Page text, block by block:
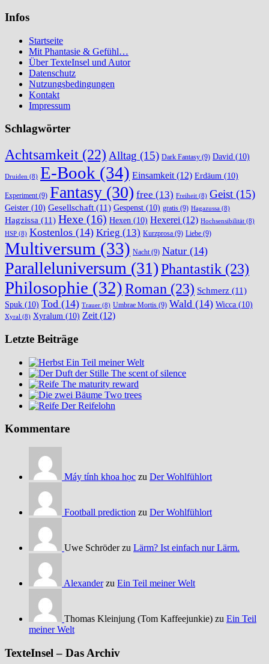
Infos
Startseite
Mit Phantasie & Gefühl…
Über TexteInsel und Autor
Datenschutz
Nutzungsbedingungen
Kontakt
Impressum
Schlagwörter
Achtsamkeit (22) Alltag (15) Dark Fantasy (9) David (10)
Druiden (8) E-Book (34) Einsamkeit (12) Erdäum (10)
Experiment(9) Fantasy (30) free (13) Freiheit (8) Geist (15)
Geister (10) Gesellschaft (11) Gespenst (10) gratis (9) Hagazussa (8)
Hagzissa (11) Hexe (16) Hexen (10) Hexerei (12) Hochsensibilität (8)
HSP (8) Kostenlos (14) Krieg (13) Kurzprosa (9) Liebe (9)
Multiversum (33) Nacht(9) Natur (14)
Paralleluniversum (31)Phantastik (23)
Philosophie (32)Roman (23) Schmerz (11)
Spuk (10) Tod (14) Trauer (8) Umbrae Mortis (9) Wald (14) Wicca (10)
Xyral (8) Xyralum (10) Zeit (12)
Letzte Beiträge
Ein Teil meiner Welt
The scent of silence
The maturity reward
Two trees
Der Reifelohn
Kommentare
Máy tính khoa học zu Der Wohlfühlort
Football prediction zu Der Wohlfühlort
Uwe Schröder zu Lärm? Ist einfach nur Lärm.
Alexanderzu Ein Teil meiner Welt
Thomas Kleinjung (Tom Kaffeejunkie) zu Ein Teil
meiner Welt
TexteInsel – Das Archiv